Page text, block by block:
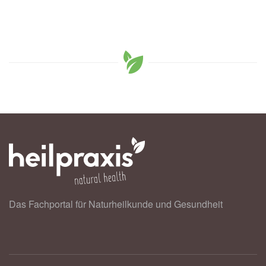
Das Fachportal für Naturheilkunde und Gesundheit